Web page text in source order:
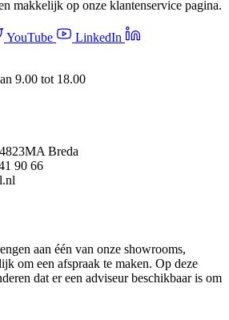
makkelijk op onze klantenservice pagina.
YouTube
LinkedIn
9.00 tot 18.00
Breda
90 66
aan één van onze showrooms,
om een afspraak te maken. Op deze
dat er een adviseur beschikbaar is om